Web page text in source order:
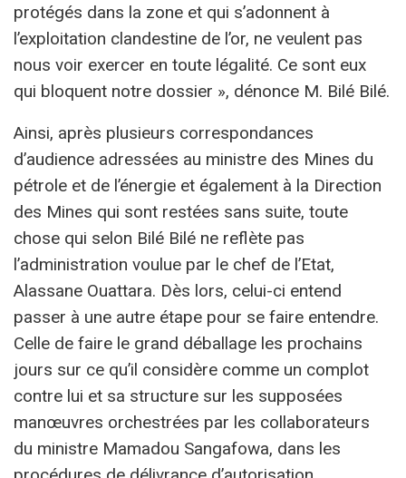
protégés dans la zone et qui s’adonnent à
l’exploitation clandestine de l’or, ne veulent pas
nous voir exercer en toute légalité. Ce sont eux
qui bloquent notre dossier », dénonce M. Bilé Bilé.
Ainsi, après plusieurs correspondances
d’audience adressées au ministre des Mines du
pétrole et de l’énergie et également à la Direction
des Mines qui sont restées sans suite, toute
chose qui selon Bilé Bilé ne reflète pas
l’administration voulue par le chef de l’Etat,
Alassane Ouattara. Dès lors, celui-ci entend
passer à une autre étape pour se faire entendre.
Celle de faire le grand déballage les prochains
jours sur ce qu’il considère comme un complot
contre lui et sa structure sur les supposées
manœuvres orchestrées par les collaborateurs
du ministre Mamadou Sangafowa, dans les